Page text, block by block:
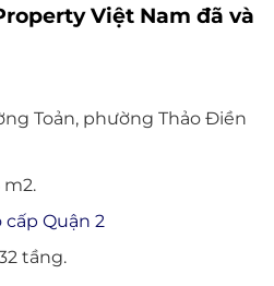
Việt Nam đã và
Toản, phường Thảo Điền
m2.
cấp Quận 2
tầng.